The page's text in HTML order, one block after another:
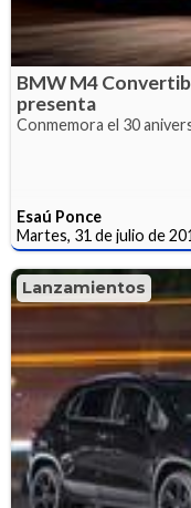
BMW M4
presenta
Conmemora el 30
Esaú Ponce
Martes, 31 de julio de
Lanzamientos